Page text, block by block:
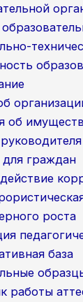
об
граждан
роста
база
работы